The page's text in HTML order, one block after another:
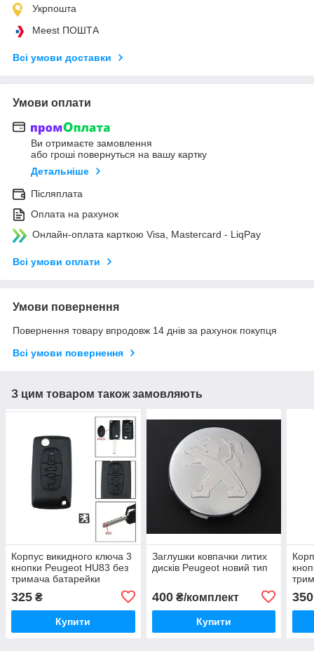
Укрпошта
Meest ПОШТА
Всі умови доставки
Умови оплати
Ви отримаєте замовлення
або гроші повернуться на вашу картку
Детальніше
Післяплата
Оплата на рахунок
Онлайн-оплата карткою Visa, Mastercard - LiqPay
Всі умови оплати
Умови повернення
Повернення товару впродовж 14 днів за рахунок покупця
Всі умови повернення
З цим товаром також замовляють
Корпус викидного ключа 3
кнопки Peugeot HU83 без
тримача батарейки
325 ₴
Купити
Заглушки ковпачки литих
дисків Peugeot новий тип
400₴/комплект
Купити
350